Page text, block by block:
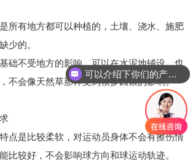
所有地方都可以种植的，土壤、浇水、施肥
少的。
础不受地方的影响，可以在水泥地铺设，也
不会像天然草那样受到很多因素的影响。
点是比较柔软，对运动员身体不会有擦伤情
比较好，不会影响球方向和球运动轨迹。
可以介绍下你们的产品么